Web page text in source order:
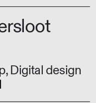
Digital design